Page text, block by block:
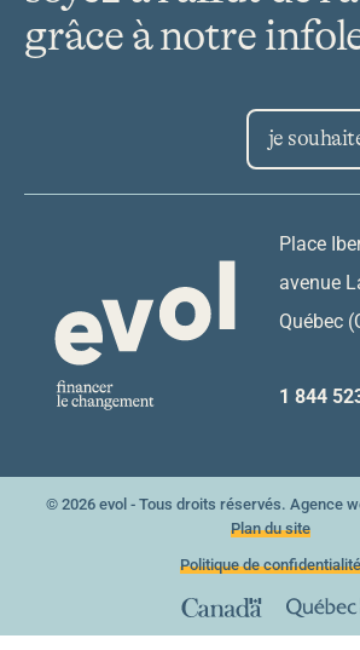
grâce à notre
je
Place
avenue
Québec
1 844
© 2026 evol - Tous droits réservés. Agence
Plan du site
Politique de confidentialité